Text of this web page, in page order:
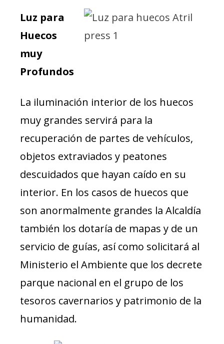
Luz para
Huecos
muy
Profundos
La iluminación interior de los huecos
muy grandes servirá para la
recuperación de partes de vehículos,
objetos extraviados y peatones
descuidados que hayan caído en su
interior. En los casos de huecos que
son anormalmente grandes la Alcaldía
también los dotaría de mapas y de un
servicio de guías, así como solicitará al
Ministerio el Ambiente que los decrete
parque nacional en el grupo de los
tesoros cavernarios y patrimonio de la
humanidad.